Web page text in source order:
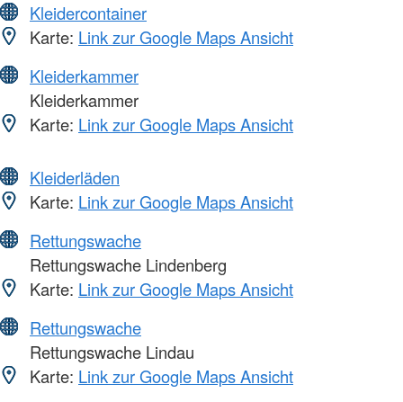
Kleidercontainer
Karte: Link zur Google Maps Ansicht
Kleiderkammer
Kleiderkammer
Karte: Link zur Google Maps Ansicht
Kleiderläden
Karte: Link zur Google Maps Ansicht
Rettungswache
Rettungswache Lindenberg
Karte: Link zur Google Maps Ansicht
Rettungswache
Rettungswache Lindau
Karte: Link zur Google Maps Ansicht